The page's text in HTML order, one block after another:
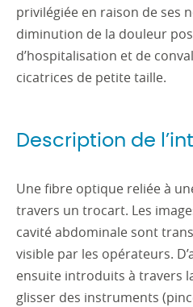
privilégiée en raison de ses
diminution de la douleur
d’hospitalisation et de
cicatrices de petite taille.
Description de
Une fibre optique reliée à
travers un trocart. Les
cavité abdominale sont
visible par les opérateurs.
ensuite introduits à travers
glisser des instruments